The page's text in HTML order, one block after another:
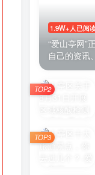
1.9W+人已阅
“爱山亭网”
自己的资讯
TOP2
TOP3